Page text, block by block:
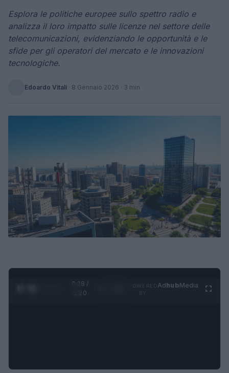
Esplora le politiche europee sullo spettro radio e
analizza il loro impatto sulle licenze nel settore delle
telecomunicazioni, evidenziando le opportunità e le
sfide per gli operatori del mercato e le innovazioni
tecnologiche.
Edoardo Vitali · 8 Gennaio 2026 · 3 min
0:29 /
1:20
AdhubMedia